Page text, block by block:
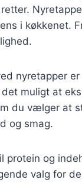
i køkkenet.
nyretapper
muligt at
du vælger at
og smag.
protein og
valg for